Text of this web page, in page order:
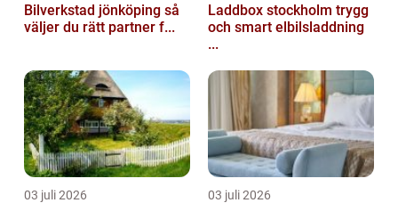
Bilverkstad jönköping så
väljer du rätt partner f...
Laddbox stockholm trygg
och smart elbilsladdning
...
03 juli 2026 03 juli 2026